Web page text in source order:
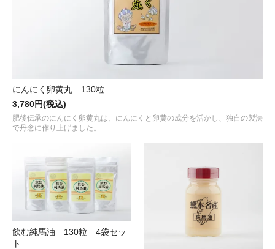
にんにく卵黄丸 130粒
3,780円(税込)
肥後伝承のにんにく卵黄丸は、にんにくと卵黄の成分を活かし、独自の製法
で丹念に作り上げました。
飲む純馬油 130粒 4袋セッ
ト